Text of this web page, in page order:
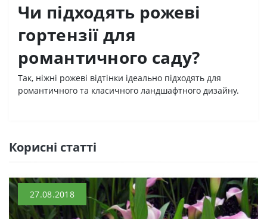
Чи підходять рожеві
гортензії для
романтичного саду?
Так, ніжні рожеві відтінки ідеально підходять для
романтичного та класичного ландшафтного дизайну.
Кориснi статтi
27.08.2018